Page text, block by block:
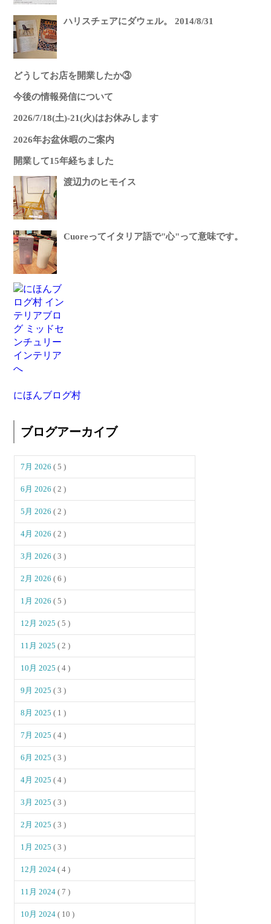
ハリスチェアにダウェル。 2014/8/31
どうしてお店を開業したか③
今後の情報発信について
2026/7/18(土)-21(火)はお休みします
2026年お盆休暇のご案内
開業して15年経ちました
渡辺力のヒモイス
Cuoreってイタリア語で"心"って意味です。
にほんブログ村
ブログアーカイブ
7月 2026( 5 )
6月 2026( 2 )
5月 2026( 2 )
4月 2026( 2 )
3月 2026( 3 )
2月 2026( 6 )
1月 2026( 5 )
12月 2025( 5 )
11月 2025( 2 )
10月 2025( 4 )
9月 2025( 3 )
8月 2025( 1 )
7月 2025( 4 )
6月 2025( 3 )
4月 2025( 4 )
3月 2025( 3 )
2月 2025( 3 )
1月 2025( 3 )
12月 2024( 4 )
11月 2024( 7 )
10月 2024( 10 )